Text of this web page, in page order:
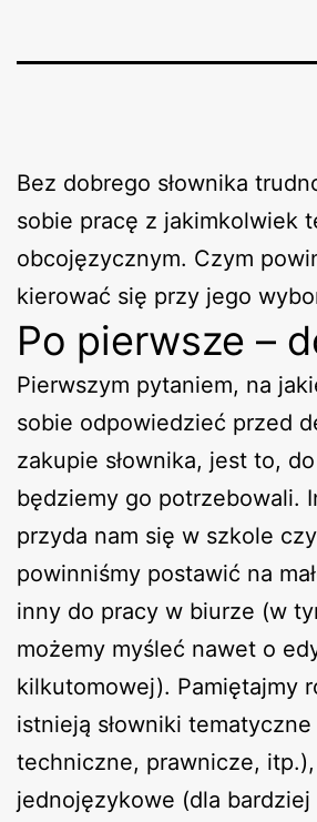
Bez dobrego słownika
sobie pracę z jakimkolwiek
obcojęzycznym. Czym
kierować się przy jego
Po pierwsze –
Pierwszym pytaniem, na
sobie odpowiedzieć przed
zakupie słownika, jest to,
będziemy go potrzebowali.
przyda nam się w szkole
powinniśmy postawić na
inny do pracy w biurze (w
możemy myśleć nawet o
kilkutomowej). Pamiętajmy
istnieją słowniki
techniczne, prawnicze,
jednojęzykowe (dla bardziej